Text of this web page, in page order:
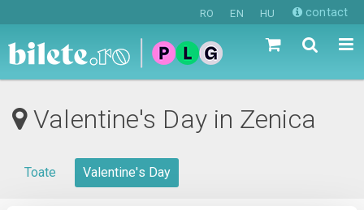
RO EN HU contact
Valentine's Day in Zenica
Toate Valentine's Day